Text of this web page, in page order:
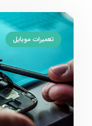
تعمیرات موبایل